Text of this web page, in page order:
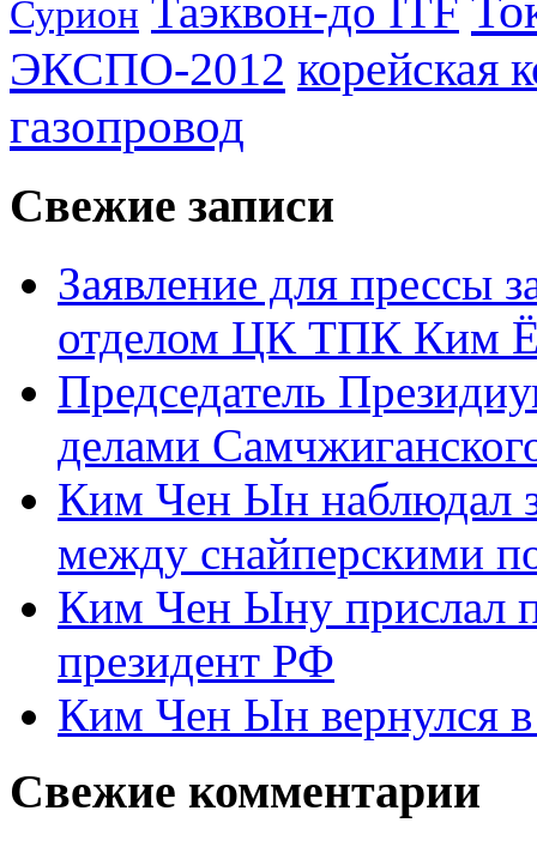
Сурион Таэквон-до ITF
ЭКСПО-2012 корейская
газопровод
Свежие записи
Заявление для прессы
отделом ЦК ТПК Ким
Председатель
делами
Ким Чен Ын наблюдал
между снайперскими
Ким Чен Ыну прислал
президент РФ
Ким Чен Ын вернулся
Свежие комментарии